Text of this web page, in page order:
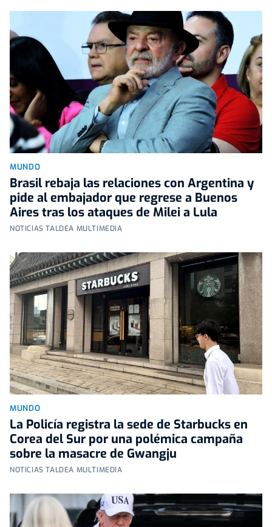
MUNDO
Brasil rebaja las relaciones con Argentina y
pide al embajador que regrese a Buenos
Aires tras los ataques de Milei a Lula
NOTICIAS TALDEA MULTIMEDIA
MUNDO
La Policía registra la sede de Starbucks en
Corea del Sur por una polémica campaña
sobre la masacre de Gwangju
NOTICIAS TALDEA MULTIMEDIA